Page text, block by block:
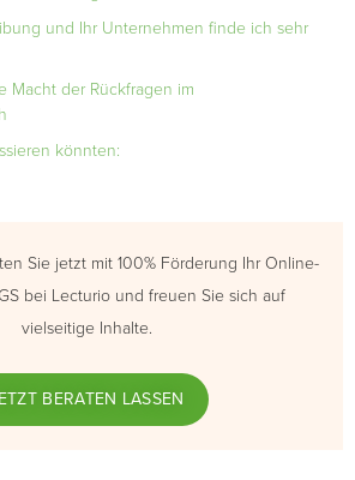
und Ihr Unternehmen finde ich sehr
Macht der Rückfragen im
könnten:
Sie jetzt mit 100% Förderung Ihr Online-
bei Lecturio und freuen Sie sich auf
vielseitige Inhalte.
BERATEN LASSEN